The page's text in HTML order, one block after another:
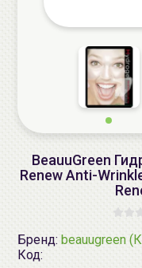
BeauuGreen
Renew Anti-
Бренд: beauugreen
Код: